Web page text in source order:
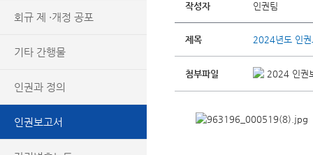
회규 제 ·개정 공포
기타 간행물
인권과 정의
인권보고서
작성자 인권팀
제목 2024년도 인
첨부파일 2024 인권